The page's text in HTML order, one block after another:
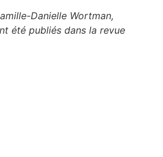
Danielle Wortman,
été publiés dans la revue